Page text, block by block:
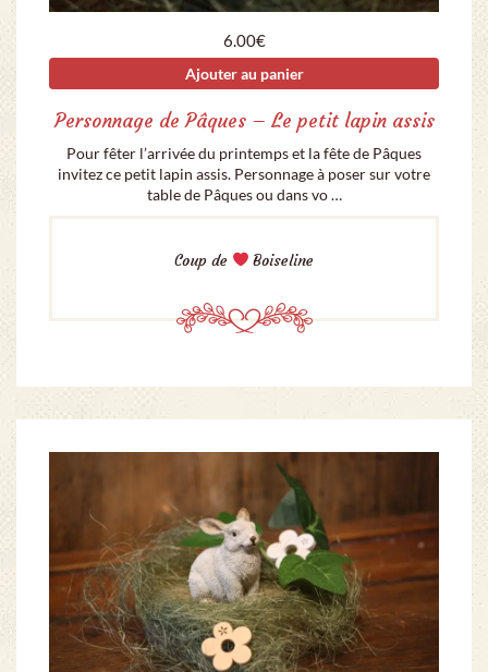
6.00€
Ajouter au panier
Personnage de Pâques – Le petit lapin assis
Pour fêter l’arrivée du printemps et la fête de Pâques
invitez ce petit lapin assis. Personnage à poser sur votre
table de Pâques ou dans vo …
Coup de Boiseline